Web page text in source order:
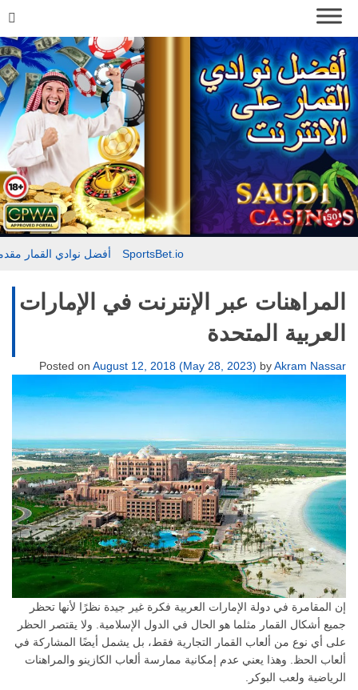
أفضل نوادي القمار مقدمة حول SportsBet.io
المراهنات عبر الإنترنت في الإمارات
العربية المتحدة
Posted on August 12, 2018 (May 28, 2023) byAkram Nassar
إن المقامرة في دولة الإمارات العربية فكرة غير جيدة نظرًا لأنها تحظر
جميع أشكال القمار مثلما هو الحال في الدول الإسلامية. ولا يقتصر الحظر
على أي نوع من ألعاب القمار التجارية فقط، بل يشمل أيضًا المشاركة في
ألعاب الحظ. وهذا يعني عدم إمكانية ممارسة ألعاب الكازينو والمراهنات
الرياضية ولعب البوكر.